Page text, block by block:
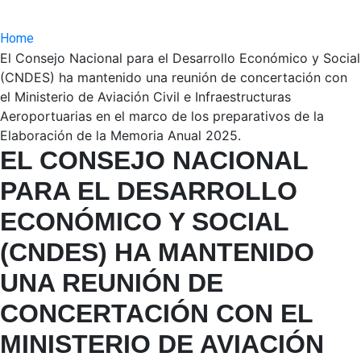
Home
El Consejo Nacional para el Desarrollo Económico y Social
(CNDES) ha mantenido una reunión de concertación con
el Ministerio de Aviación Civil e Infraestructuras
Aeroportuarias en el marco de los preparativos de la
Elaboración de la Memoria Anual 2025.
EL CONSEJO NACIONAL
PARA EL DESARROLLO
ECONÓMICO Y SOCIAL
(CNDES) HA MANTENIDO
UNA REUNIÓN DE
CONCERTACIÓN CON EL
MINISTERIO DE AVIACIÓN